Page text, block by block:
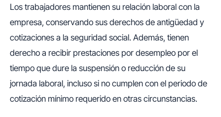
Los trabajadores mantienen su relación laboral con la
empresa, conservando sus derechos de antigüedad y
cotizaciones a la seguridad social. Además, tienen
derecho a recibir prestaciones por desempleo por el
tiempo que dure la suspensión o reducción de su
jornada laboral, incluso si no cumplen con el periodo de
cotización mínimo requerido en otras circunstancias.